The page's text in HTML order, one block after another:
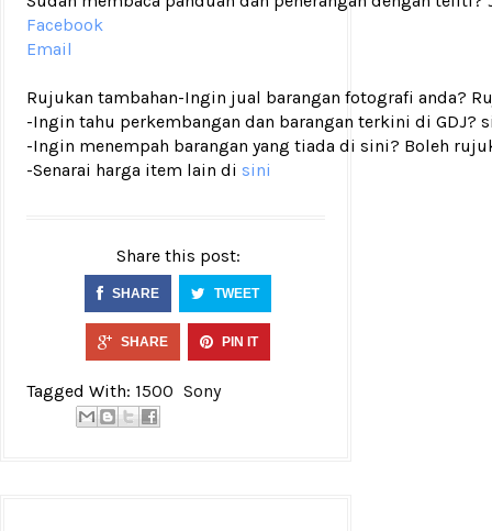
Facebook
Email
Rujukan tambahan-Ingin jual barangan fotografi anda?
-Ingin tahu perkembangan dan barangan terkini di GDJ?
-Ingin menempah barangan yang tiada di sini? Boleh
-Senarai harga item lain di sini
Share this post:
SHARE TWEET
SHARE PIN IT
Tagged With: 1500 Sony